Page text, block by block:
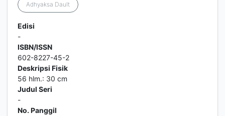
Adhyaksa Dault
Edisi
-
ISBN/ISSN
602-8227-45-2
Deskripsi Fisik
56 hlm.: 30 cm
Judul Seri
-
No. Panggil